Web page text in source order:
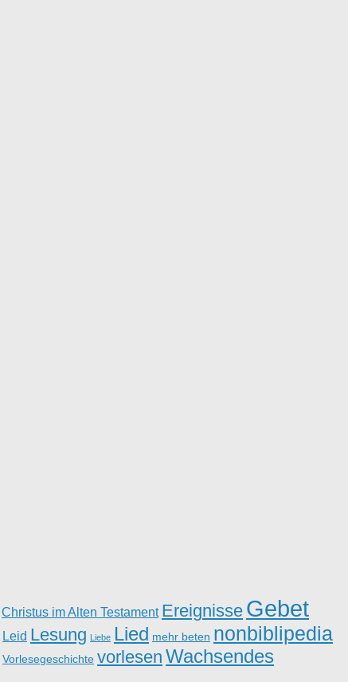
Christus im Alten Testament Ereignisse Gebet
Leid Lesung Liebe Lied mehr beten nonbiblipedia
Vorlesegeschichte vorlesen Wachsendes